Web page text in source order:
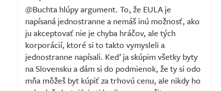
@Buchta hlúpy argument. To, že EULA je
napísaná jednostranne a nemáš inú možnosť, ako
ju akceptovať nie je chyba hráčov, ale tých
korporácií, ktoré si to takto vymysleli a
jednostranne napísali. Keď ja skúpim všetky byty
na Slovensku a dám si do podmienok, že ty si odo
mňa môžeš byt kúpiť za trhovú cenu, ale nikdy ho